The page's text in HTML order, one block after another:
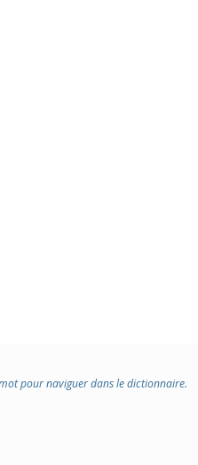
pour naviguer dans le dictionnaire.